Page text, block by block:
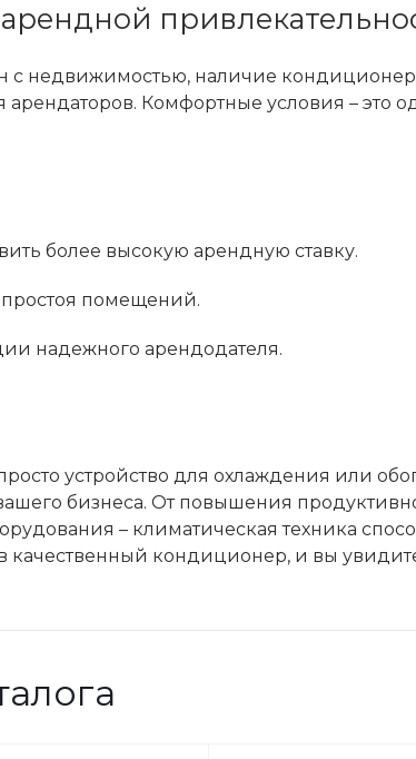
с недвижимостью, наличие
арендаторов. Комфортные условия –
более высокую арендную ставку.
помещений.
надежного арендодателя.
устройство для охлаждения или
бизнеса. От повышения
– климатическая техника
качественный кондиционер, и вы